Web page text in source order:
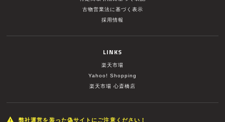
古物営業法に基づく表示
採用情報
LINKS
楽天市場
Yahoo! Shopping
楽天市場 心斎橋店
弊社運営を装った偽サイトにご注意ください！